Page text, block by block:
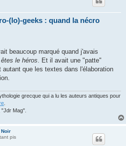
(lo)-geeks : quand la nécro
beaucoup marqué quand j'avais
le héros . Et il avait une "patte"
que les textes dans l'élaboration
grecque qui a lu les auteurs antiques pour
Mag".
Noir
pis